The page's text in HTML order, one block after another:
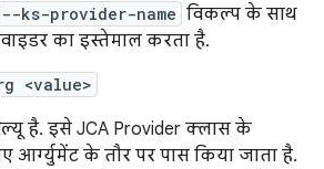
--ks-provider-name विकल्प के साथ
का इस्तेमाल करता है.
<value>
है. इसे JCA Provider क्लास के
आर्ग्युमेंट के तौर पर पास किया जाता है.